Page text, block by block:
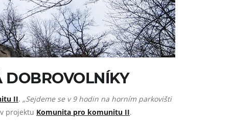
II. „Sejdeme se v 9 hodin na horním parkovišti
v projektu Komunita pro komunitu II.